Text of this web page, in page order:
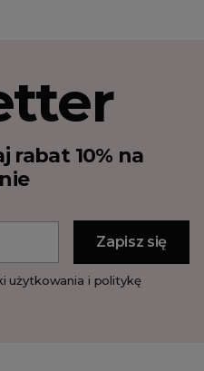
rabat 10% na
użytkowania i politykę